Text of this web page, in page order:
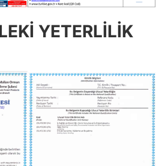
YETERLİLİK